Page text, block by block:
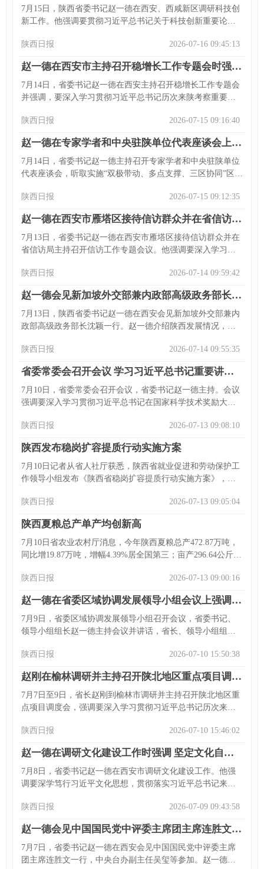
来升等参加。
7月15日，陕西省委书记赵一德在西安、西咸新区调研科技创
新工作。他强调要贯彻习近平总书记关于科技创新重要论述
业，肯定成绩并提发展要求，还指出要完善知识产权保护制
陕西日报 2026-07-16 09:45:13
赵一德在西安市主持召开稳增长工作专题会时强调 把稳增长摆在更加突出位置 凝心聚力攻坚克难推动经济稳进提质
7月14日，省委书记赵一德在西安主持召开稳增长工作专题会
并强调，要深入学习贯彻习近平总书记历次来陕考察重要讲
势，攻坚三季度、奋战下半年，强化开发区功能，推进新旧
实，省市要形成合力。会前赵一德到西安经开区调研。省市
领导等参加活动。
陕西日报 2026-07-15 09:16:40
赵一德在专家学者和中央驻陕单位代表座谈会上强调 凝心聚力谋划实施好我省区域发展战略 不断优化区域经济布局促进高质量发展
7月14日，省委书记赵一德主持召开专家学者和中央驻陕单位
代表座谈会，听取实施“双极带动、多点支撑、三区协同”区域
习近平总书记来陕考察重要指示，谋划实施好区域发展战
要性，强调要从多方面促进协调发展，希望中央驻陕单位和
专家学者为陕发展作贡献，省委常委等参加会议。
陕西日报 2026-07-15 09:12:35
赵一德在西安市雁塔区接待信访群众并在省信访局主持召开专题会时强调 坚持把正确政绩观体现到信访问题攻坚化解上 持续提升三秦百姓的获得感幸福感安全感
7月13日，省委书记赵一德在西安市雁塔区接待信访群众并在
省信访局主持召开信访工作专题会议。他强调要深入学习贯
为群众排忧解难，全面推进信访工作法治化，各级领导干部
省直有关部门负责同志参加。
陕西日报 2026-07-14 09:59:42
赵一德会见新加坡外交部兼内政部高级政务部长沈颖一行
7月13日，陕西省委书记赵一德在西安会见新加坡外交部兼内
政部高级政务部长沈颖一行。赵一德介绍陕西发展情况，强
合作潜力，深化经贸投资等合作。沈颖回顾新中合作，感谢
领导等参加会见。
陕西日报 2026-07-14 09:55:35
省委常委会召开会议 学习习近平总书记重要讲话精神 部署科技强省建设、学习教育和中央生态环境保护督察整改等工作
7月10日，省委常委会召开会议，省委书记赵一德主持。会议
强调要深入学习贯彻习近平总书记在国家科学技术奖励大会
安区域科技创新中心建设等工作。同时，要开展学习教育，
议还研究了其他事项。
陕西日报 2026-07-13 09:08:10
陕西发布稳岗扩容提质行动实施方案
7月10日记者从省人社厅获悉，陕西省就业促进和劳动保护工
作领导小组发布《陕西省稳岗扩容提质行动实施方案》，明
加强就业服务高品质供给等内容。陕西延续实施相关政策，
强就业服务供给。
陕西日报 2026-07-13 09:05:04
陕西夏粮总产单产均创新高
7月10日省农业农村厅消息，今年陕西夏粮总产472.87万吨，
同比增19.87万吨，增幅4.39%居全国第三；亩产296.64公斤，
去年秋霖致收种难，该厅组织抢种，今年推进提产行动，夏
陕西日报 2026-07-13 09:00:16
赵一德在省委区域协调发展领导小组会议上强调 以更实举措推进区域协调发展 不断塑造高质量发展新动能新优势
7月9日，省委区域协调发展领导小组召开会议，省委书记、
领导小组组长赵一德主持会议并讲话，省长、领导小组组长
于区域协调发展的重要论述和来陕考察重要讲话重要指示，
出“十四五”以来全省区域协调发展迈上新台阶，今年“十五
五”开局要落实相关战略，增强发展整体性、协同性。赵一
德、赵刚分别强调了推动区域协调发展的具体举措。省委常
陕西日报 2026-07-10 15:50:38
赵刚在榆林调研并主持召开陕北地区重点项目调度会时强调 狠抓项目谋划建设 扎实推进乡村振兴 奋力推动“十五五”开好局起好步
7月7日至9日，省长赵刚到榆林市调研并主持召开陕北地区重
点项目调度会，强调要深入学习贯彻习近平总书记历次来陕
村全面振兴。他实地调研多个项目和基地，并在调度会上要
发展。省政府秘书长吕来升等参加相关活动。
陕西日报 2026-07-10 15:46:02
赵一德在调研文化建设工作时强调 坚定文化自信 勇担文化使命 奋力开创文化强省建设新局面
7月8日，省委书记赵一德在西安市调研文化建设工作。他强
调要深学笃行习近平文化思想，贯彻落实习近平总书记来陕
戏曲研究院、易俗社文化街区、关中书院调研，指出要推动
还强调要加强党对文化建设的领导，推进文化遗产保护传
承，推出精品力作，发展文旅产业，以文惠民。省委常委、
省委宣传部部长孙大光等参加调研。
陕西日报 2026-07-09 09:43:58
赵一德会见中国国民党中评委主席团主席连胜文一行
7月7日，省委书记赵一德在西安会见中国国民党中评委主席
团主席连胜文一行，中央台办副主任吴玺等参加。赵一德欢